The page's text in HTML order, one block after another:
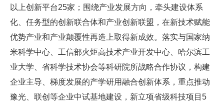
以上创新平台25家；围绕产业发展方向，牵头建设体系
化、任务型的创新联合体和产业创新联盟，在新技术赋能
优势产业和产业颠覆性再造上取得新成效。落实与国家纳
米科学中心、工信部火炬高技术产业开发中心、哈尔滨工
业大学、省科学技术协会等科研院所战略合作协议，构建
企业主导、梯度发展的产学研用融合创新体系，重点推动
豫光、联创等企业中试基地建设，新立项省级科技项目5